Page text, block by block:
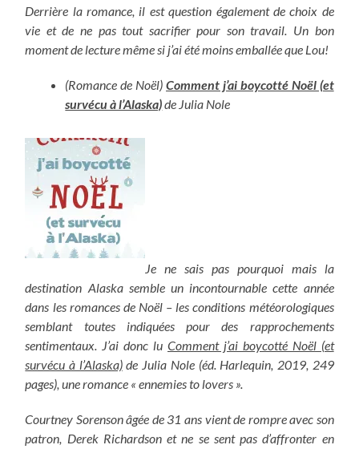
Derrière la romance, il est question également de choix de
vie et de ne pas tout sacrifier pour son travail. Un bon
moment de lecture même si j’ai été moins emballée que Lou!
(Romance de Noël)Comment j’ai boycotté Noël (et
survécu à l’Alaska)de Julia Nole
Je ne sais pas pourquoi mais la
destination Alaska semble un incontournable cette année
dans les romances de Noël – les conditions météorologiques
semblant toutes indiquées pour des rapprochements
sentimentaux. J’ai donc lu Comment j’ai boycotté Noël (et
survécu à l’Alaska)de Julia Nole (éd. Harlequin, 2019, 249
pages), une romance « ennemies to lovers ».
Courtney Sorenson âgée de 31 ans vient de rompre avec son
patron, Derek Richardson et ne se sent pas d’affronter en